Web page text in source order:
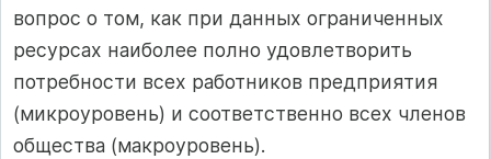
вопрос о том, как при данных ограниченных
ресурсах наиболее полно удовлетворить
потребности всех работников предприятия
(микроуровень) и соответственно всех членов
общества (макроуровень).